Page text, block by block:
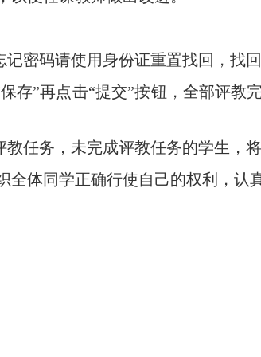
密码请使用身份证重置找回，找
存”再点击“提交”按钮，全部评
任务，未完成评教任务的学生，
全体同学正确行使自己的权利，